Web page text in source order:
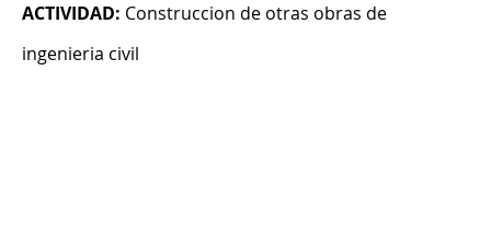
ACTIVIDAD: Construccion de otras obras de
ingenieria civil